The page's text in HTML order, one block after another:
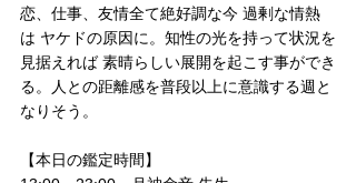
恋、仕事、友情全て絶好調な今 過剰な情熱
は ヤケドの原因に。知性の光を持って状況を
見据えれば 素晴らしい展開を起こす事ができ
る。人との距離感を普段以上に意識する週と
なりそう。
【本日の鑑定時間】